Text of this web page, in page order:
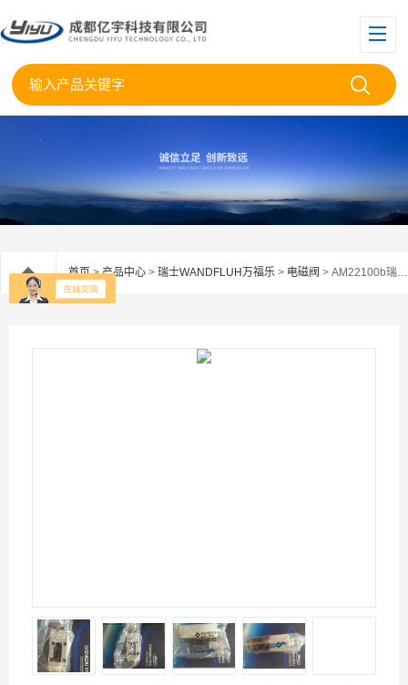
首页>产品中心 > 瑞士WANDFLUH万福乐 > 电磁阀 > AM22100b瑞士Wandfluh万福乐无泄漏电磁阀AS22060b